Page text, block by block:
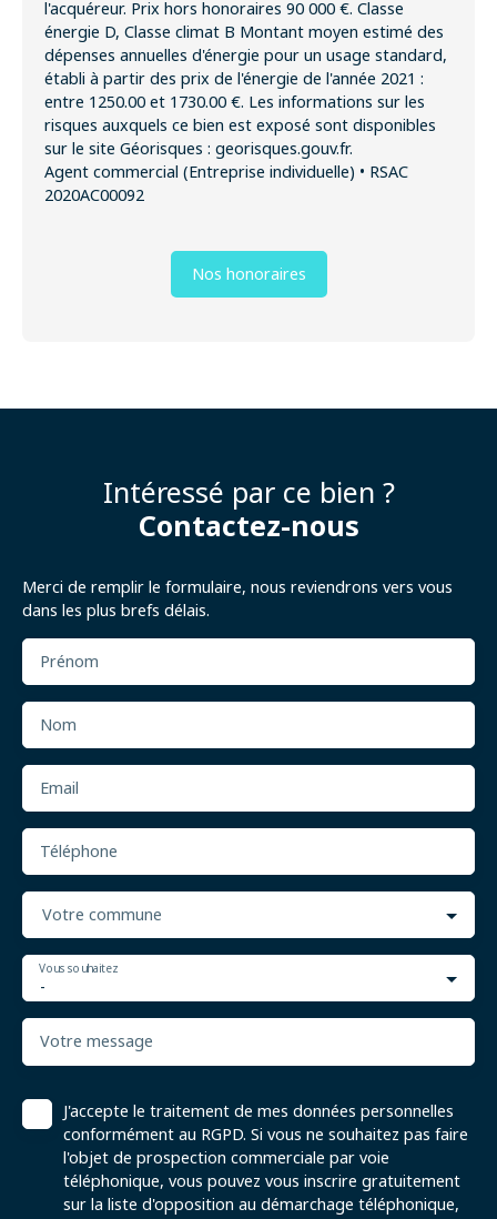
l'acquéreur. Prix hors honoraires 90 000 €. Classe
énergie D, Classe climat B Montant moyen estimé des
dépenses annuelles d'énergie pour un usage standard,
établi à partir des prix de l'énergie de l'année 2021 :
entre 1250.00 et 1730.00 €. Les informations sur les
risques auxquels ce bien est exposé sont disponibles
sur le site Géorisques : georisques.gouv.fr.
Agent commercial (Entreprise individuelle) • RSAC
2020AC00092
Nos honoraires
Intéressé par ce bien ?
Contactez-nous
Merci de remplir le formulaire, nous reviendrons vers vous
dans les plus brefs délais.
Prénom
Nom
Email
Téléphone
Votre commune
-
Vous souhaitez
Votre message
J'accepte le traitement de mes données personnelles
conformément au RGPD. Si vous ne souhaitez pas faire
l'objet de prospection commerciale par voie
téléphonique, vous pouvez vous inscrire gratuitement
sur la liste d'opposition au démarchage téléphonique,